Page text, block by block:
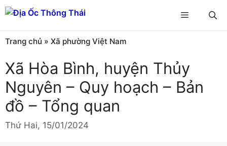
Chuyển
đến
nội
dung
Menu
Trang chủ » Xã phường Việt Nam
Xã Hòa Bình, huyện Thủy
Nguyên – Quy hoạch – Bản
đồ – Tổng quan
Thứ Hai, 15/01/2024